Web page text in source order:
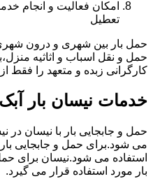
تعطیل
حمل بار بین شهری و درون
حمل و نقل اسباب و اثاثیه
کارگرانی زبده و متعهد را فقط از
خدمات نیسان بار آبک
حمل و جابجایی بار با نیسان در
استفاده می شود.نیسان برای
بار مورد استفاده قرار می گیرد.